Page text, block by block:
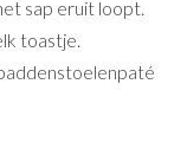
sap eruit loopt.
toastje.